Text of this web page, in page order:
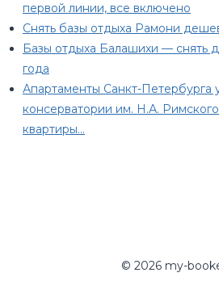
первой линии, все включено
Снять базы отдыха Рамони
Базы отдыха Балашихи — снять
года
Апартаменты Санкт-Петербурга
консерватории им. Н.А.
квартиры…
© 2026 my-